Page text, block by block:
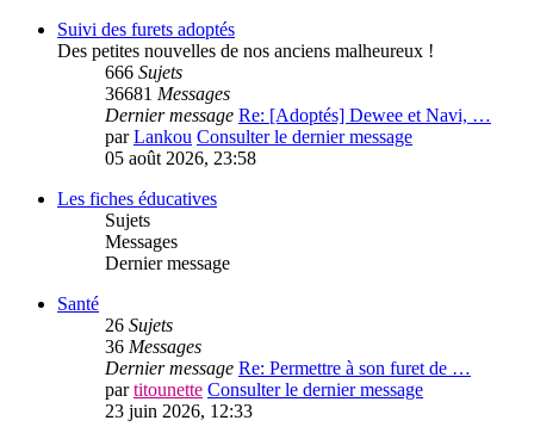
Suivi des furets adoptés
Des petites nouvelles de nos anciens malheureux !
666 Sujets
36681 Messages
Dernier message Re: [Adoptés] Dewee et Navi, …
parLankou Consulter le dernier message
05 août 2026, 23:58
Les fiches éducatives
Sujets
Messages
Dernier message
Santé
26 Sujets
36 Messages
Dernier message Re: Permettre à son furet de …
partitounette Consulter le dernier message
23 juin 2026, 12:33